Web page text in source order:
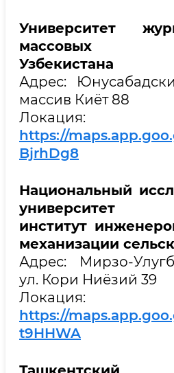
Университет
массовых
Узбекистана
Адрес:
массив Киёт 88
Локация:
https://
BjrhDg8
Национальный
университет
институт
механизации
Адрес: Мирзо-
ул. Кори Ниёзий 39
Локация:
https://
t9HHWA